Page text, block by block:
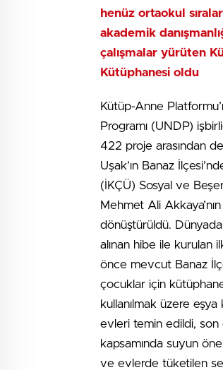
henüz ortaokul
akademik
çalışmalar yürüten
Kütüphanesi oldu
Kütüp-Anne
Programı (UNDP)
422 proje arasından
Uşak’ın Banaz
(İKÇÜ) Sosyal ve
Mehmet Ali
dönüştürüldü.
alınan hibe ile kurulan
önce mevcut Banaz
çocuklar için
kullanılmak üzere
evleri temin edildi,
kapsamında suyun
ve evlerde tüketilen